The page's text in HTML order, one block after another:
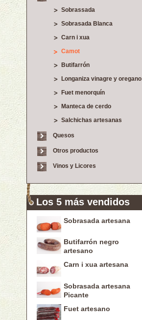
Sobrassada
Sobrasada Blanca
Carn i xua
Camot
Butifarrón
Longaniza vinagre y oregano
Fuet menorquín
Manteca de cerdo
Salchichas artesanas
Quesos
Otros productos
Vinos y Licores
Los 5 más vendidos
Sobrasada artesana
Butifarrón negro
artesano
Carn i xua artesana
Sobrasada artesana
Picante
Fuet artesano